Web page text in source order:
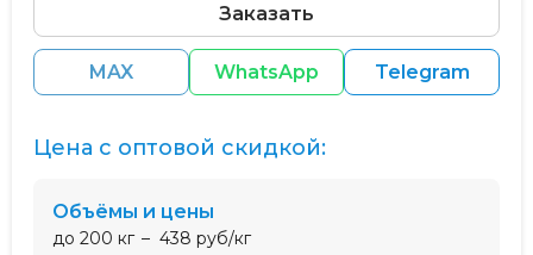
Заказать
MAX WhatsApp Telegram
Цена с оптовой скидкой:
Объёмы и цены
до 200 кг
438 руб/кг